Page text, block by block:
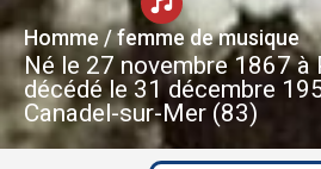
Homme / femme de musique
Né le 27 novembre 1867 à
décédé le 31 décembre
Canadel-sur-Mer (83)